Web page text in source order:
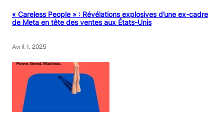
« Careless People » : Révélations explosives d’une ex-cadre
de Meta en tête des ventes aux États-Unis
Avril 1, 2025